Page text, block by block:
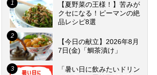
【夏野菜の王様！】苦みが
クセになる！ピーマンの絶
品レシピ8選
【今日の献立】2026年8月
7日(金)「鯛茶漬け」
「暑い日に飲みたいドリン